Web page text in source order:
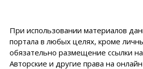
При использовании материалов
портала в любых целях, кроме
обязательно размещение ссылки на
Авторские и другие права на